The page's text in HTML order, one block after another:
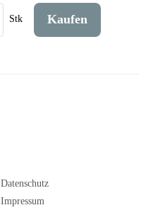
Stk Kaufen
Datenschutz
Impressum